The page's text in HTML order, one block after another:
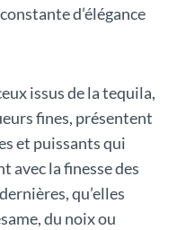
d’élégance
issus de la tequila,
fines, présentent
et puissants qui
avec la finesse des
qu’elles
du noix ou